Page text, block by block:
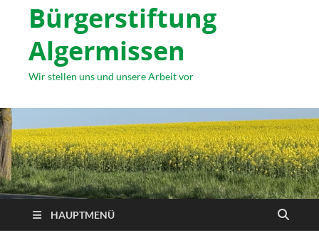
Bürgerstiftung
Algermissen
Wir stellen uns und unsere Arbeit vor
HAUPTMENÜ